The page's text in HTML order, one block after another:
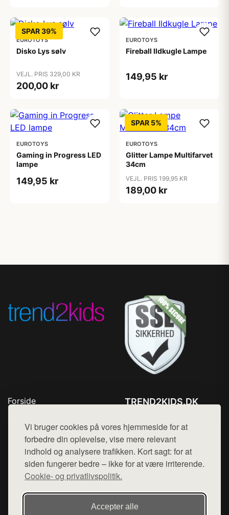
Vi bruger cookies på vores hjemmeside for at
forbedre din oplevelse, vise mere relevant
indhold og analysere trafikken. Kort sagt: for at
siden fungerer bedre – ikke for at være irriterende.
Cookie- og privatlivspolitik.
Accepter alle
SPAR 39%
EUROTOYS
Disko Lys sølv
VEJL. PRIS 329,00 KR
200,00 kr
EUROTOYS
Fireball Ildkugle Lampe
149,95 kr
EUROTOYS
Gaming in Progress LED
lampe
149,95 kr
SPAR 5%
EUROTOYS
Glitter Lampe Multifarvet
34cm
VEJL. PRIS 199,95 KR
189,00 kr
Forside
Top Rabatter
Blog
Kontakt
TREND2KIDS.DK
Mail: hej@want.dk
Cookie- og privatlivspolitik
Denne side er en del af want.dk, der udgiver en række